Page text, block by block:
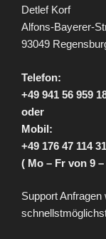
Detlef Korf
Alfons-Bayerer-
93049
Telefon:
+49 941 56 959
oder
Mobil:
+49 176 47 114
( Mo – Fr von 9
Support